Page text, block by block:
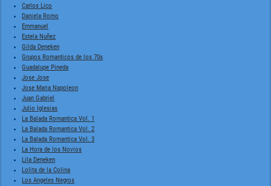
Carlos Lico
Daniela Romo
Emmanuel
Estela Nuñez
Gilda Deneken
Grupos Romanticos de los 70s
Guadalupe Pineda
Jose Jose
Jose Maria Napoleon
Juan Gabriel
Julio Iglesias
La Balada Romantica Vol. 1
La Balada Romantica Vol. 2
La Balada Romantica Vol. 3
La Hora de los Novios
Lila Deneken
Lolita de la Colina
Los Angeles Negros